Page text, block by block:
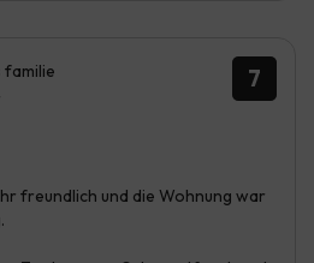
7
familie
freundlich und die Wohnung war